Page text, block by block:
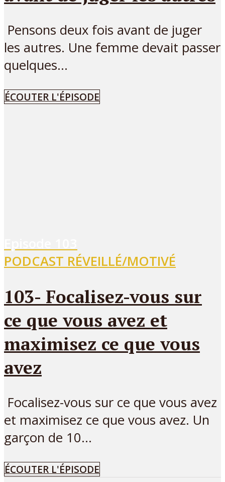
Pensons deux fois avant de juger
les autres. Une femme devait passer
quelques...
ÉCOUTER L'ÉPISODE
PODCAST RÉVEILLÉ/MOTIVÉ
103- Focalisez-vous sur
ce que vous avez et
maximisez ce que vous
avez
Focalisez-vous sur ce que vous avez
et maximisez ce que vous avez. Un
garçon de 10...
ÉCOUTER L'ÉPISODE